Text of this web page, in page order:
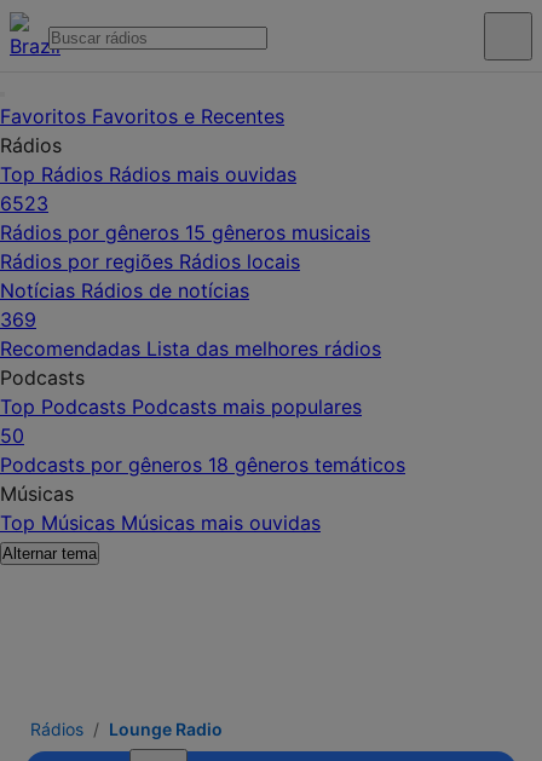
Favoritos Favoritos e Recentes
Rádios
Top Rádios Rádios mais ouvidas
6523
Rádios por gêneros 15 gêneros musicais
Rádios por regiões Rádios locais
Notícias Rádios de notícias
369
Recomendadas Lista das melhores rádios
Podcasts
Top Podcasts Podcasts mais populares
50
Podcasts por gêneros 18 gêneros temáticos
Músicas
Top Músicas Músicas mais ouvidas
Alternar tema
Rádios Lounge Radio